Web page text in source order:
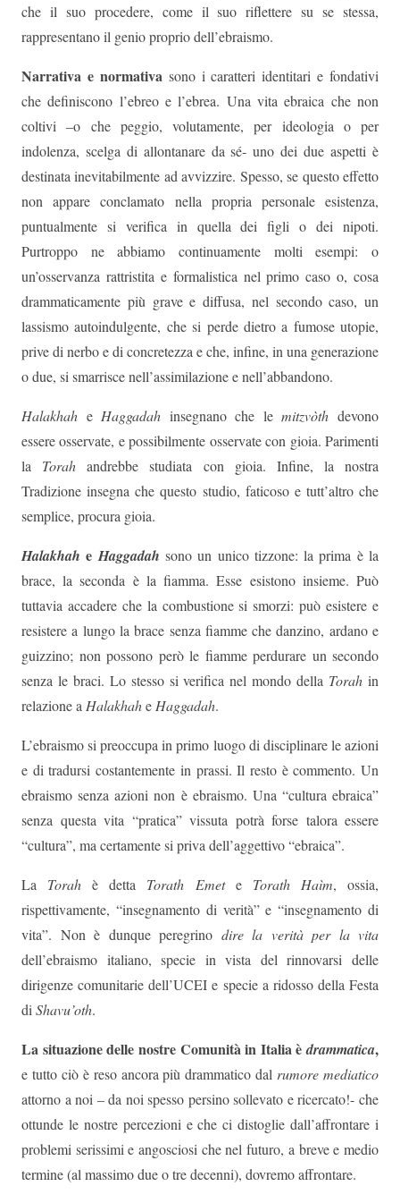
che il suo procedere, come il suo riflettere su se stessa,
rappresentano il genio proprio dell’ebraismo.
Narrativa e normativa sono i caratteri identitari e fondativi
che definiscono l’ebreo e l’ebrea. Una vita ebraica che non
coltivi –o che peggio, volutamente, per ideologia o per
indolenza, scelga di allontanare da sé- uno dei due aspetti è
destinata inevitabilmente ad avvizzire. Spesso, se questo effetto
non appare conclamato nella propria personale esistenza,
puntualmente si verifica in quella dei figli o dei nipoti.
Purtroppo ne abbiamo continuamente molti esempi: o
un’osservanza rattristita e formalistica nel primo caso o, cosa
drammaticamente più grave e diffusa, nel secondo caso, un
lassismo autoindulgente, che si perde dietro a fumose utopie,
prive di nerbo e di concretezza e che, infine, in una generazione
o due, si smarrisce nell’assimilazione e nell’abbandono.
Halakhah e Haggadah insegnano che lemitzvòth devono
essere osservate, e possibilmente osservate con gioia. Parimenti
la Torah andrebbe studiata con gioia. Infine, la nostra
Tradizione insegna che questo studio, faticoso e tutt’altro che
semplice, procura gioia.
Halakhah eHaggadah sono un unico tizzone: la prima è la
brace, la seconda è la fiamma. Esse esistono insieme. Può
tuttavia accadere che la combustione si smorzi: può esistere e
resistere a lungo la brace senza fiamme che danzino, ardano e
guizzino; non possono però le fiamme perdurare un secondo
senza le braci. Lo stesso si verifica nel mondo della Torah in
relazione a Halakhahe Haggadah.
L’ebraismo si preoccupa in primo luogo di disciplinare le azioni
e di tradursi costantemente in prassi. Il resto è commento. Un
ebraismo senza azioni non è ebraismo. Una “cultura ebraica”
senza questa vita “pratica” vissuta potrà forse talora essere
“cultura”, ma certamente si priva dell’aggettivo “ebraica”.
La Torah è detta Torath Emete Torath Haìm, ossia,
rispettivamente, “insegnamento di verità” e “insegnamento di
vita”. Non è dunque peregrino dire la verità per la vita
dell’ebraismo italiano, specie in vista del rinnovarsi delle
dirigenze comunitarie dell’UCEI e specie a ridosso della Festa
di Shavu’oth.
La situazione delle nostre Comunità in Italia èdrammatica,
e tutto ciò è reso ancora più drammatico dal rumore mediatico
attorno a noi – da noi spesso persino sollevato e ricercato!- che
ottunde le nostre percezioni e che ci distoglie dall’affrontare i
problemi serissimi e angosciosi che nel futuro, a breve e medio
termine (al massimo due o tre decenni), dovremo affrontare.